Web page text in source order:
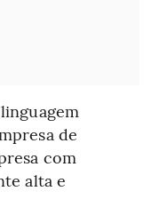
de
com
alta e